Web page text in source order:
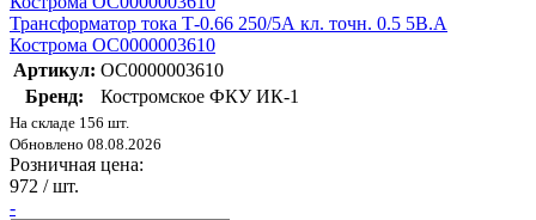
Трансформатор тока Т-0.66 250/5А кл. точн. 0.5 5В.А
Кострома ОС0000003610
Артикул: ОС0000003610
Бренд:
Костромское ФКУ ИК-1
На складе 156 шт.
Обновлено 08.08.2026
Розничная цена:
972 / шт.
-